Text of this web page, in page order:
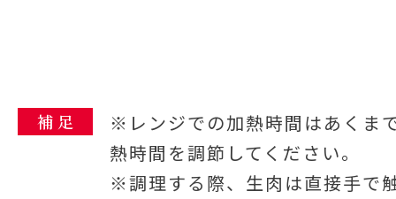
補 足
※レンジでの加熱時間はあくま
熱時間を調節してください。
※調理する際、生肉は直接手で